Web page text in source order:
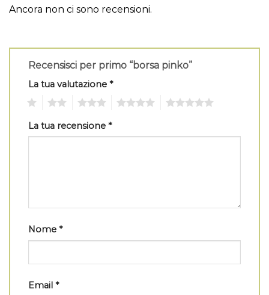
Ancora non ci sono recensioni.
Recensisci per primo “borsa pinko”
La tua valutazione *
La tua recensione *
Nome *
Email *